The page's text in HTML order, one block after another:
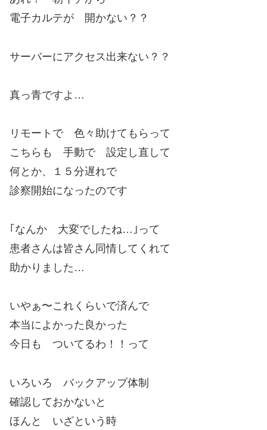
電子カルテが 開かない？？
サーバーにアクセス出来ない？？
真っ青ですよ…
リモートで 色々助けてもらって
こちらも 手動で 設定し直して
何とか、１５分遅れで
診察開始になったのです
｢なんか 大変でしたね…｣って
患者さんは皆さん同情してくれて
助かりました…
いやぁ〜これくらいで済んで
本当によかった良かった
今日も ついてるわ！！って
いろいろ バックアップ体制
確認しておかないと
ほんと いざという時